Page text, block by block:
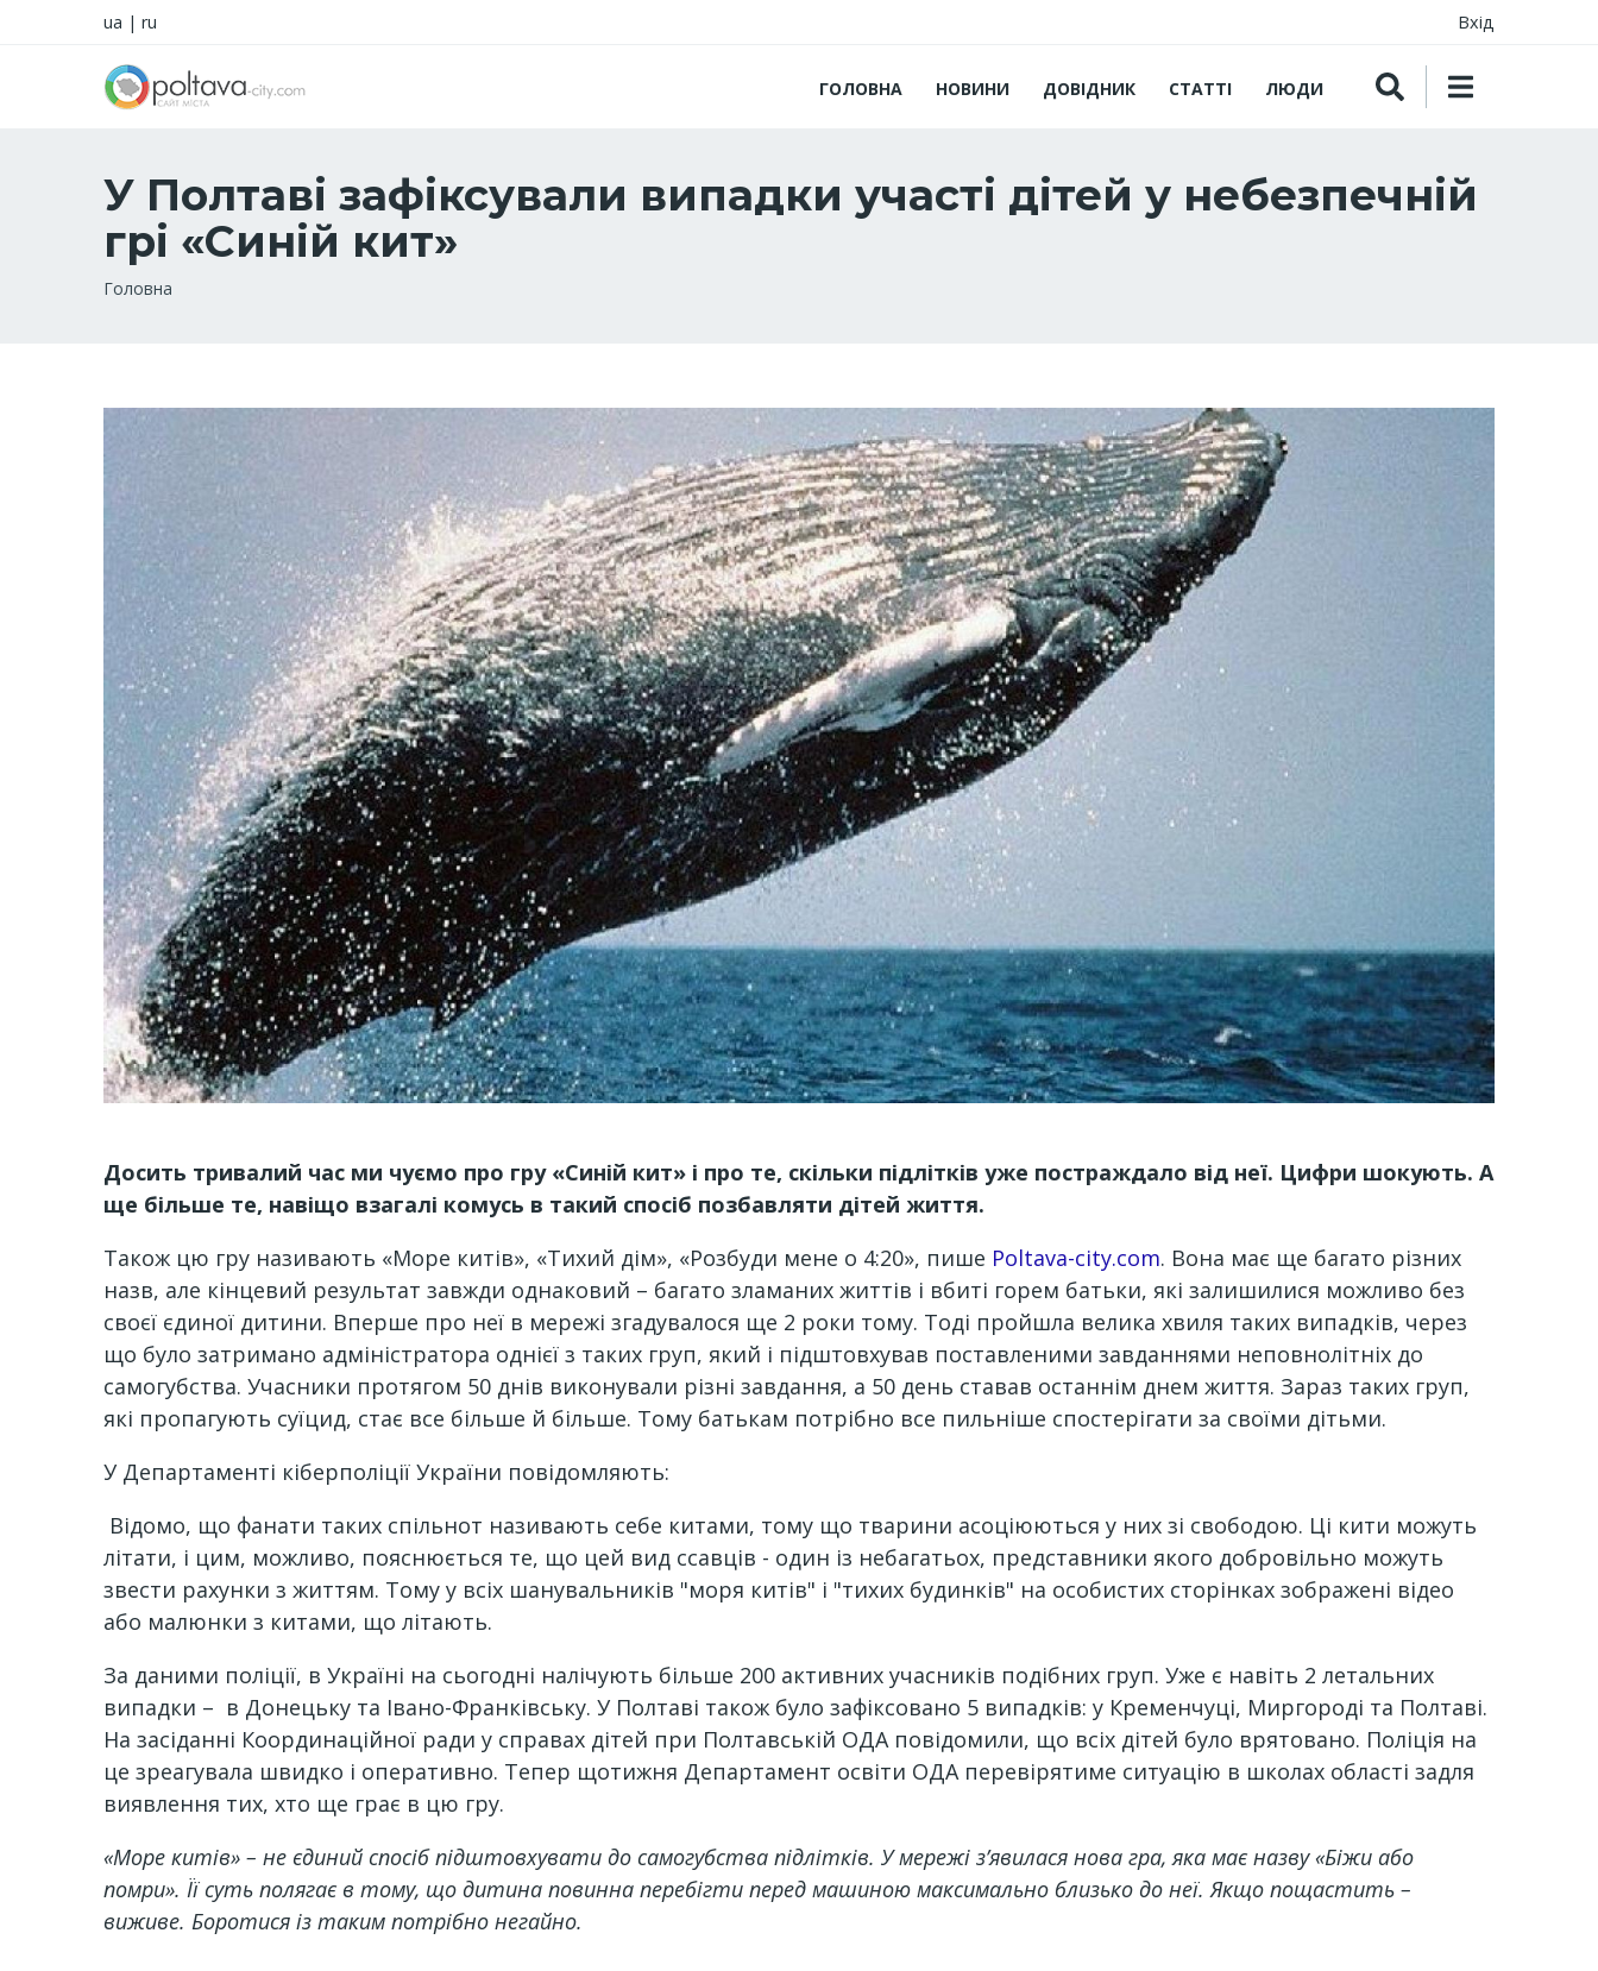
ua | ru Вхід
ГОЛОВНА НОВИНИ ДОВІДНИК СТАТТІ ЛЮДИ
У Полтаві зафіксували випадки участі дітей у небезпечній
грі «Синій кит»
Рядок
Головна
Досить тривалий час ми чуємо про гру «Синій кит» і про те, скільки підлітків уже постраждало від неї. Цифри шокують. А
ще більше те, навіщо взагалі комусь в такий спосіб позбавляти дітей життя.
Також цю гру називають «Море китів», «Тихий дім», «Розбуди мене о 4:20», пише Poltava-city.com. Вона має ще багато різних
назв, але кінцевий результат завжди однаковий – багато зламаних життів і вбиті горем батьки, які залишилися можливо без
своєї єдиної дитини. Вперше про неї в мережі згадувалося ще 2 роки тому. Тоді пройшла велика хвиля таких випадків, через
що було затримано адміністратора однієї з таких груп, який і підштовхував поставленими завданнями неповнолітніх до
самогубства. Учасники протягом 50 днів виконували різні завдання, а 50 день ставав останнім днем життя. Зараз таких груп,
які пропагують суїцид, стає все більше й більше. Тому батькам потрібно все пильніше спостерігати за своїми дітьми.
У Департаменті кіберполіції України повідомляють:
Відомо, що фанати таких спільнот називають себе китами, тому що тварини асоціюються у них зі свободою. Ці кити можуть
літати, і цим, можливо, пояснюється те, що цей вид ссавців - один із небагатьох, представники якого добровільно можуть
звести рахунки з життям. Тому у всіх шанувальників "моря китів" і "тихих будинків" на особистих сторінках зображені відео
або малюнки з китами, що літають.
За даними поліції, в Україні на сьогодні налічують більше 200 активних учасників подібних груп. Уже є навіть 2 летальних
випадки – в Донецьку та Івано-Франківську. У Полтаві також було зафіксовано 5 випадків: у Кременчуці, Миргороді та Полтаві.
На засіданні Координаційної ради у справах дітей при Полтавській ОДА повідомили, що всіх дітей було врятовано. Поліція на
це зреагувала швидко і оперативно. Тепер щотижня Департамент освіти ОДА перевірятиме ситуацію в школах області задля
виявлення тих, хто ще грає в цю гру.
«Море китів» – не єдиний спосіб підштовхувати до самогубства підлітків. У мережі з’явилася нова гра, яка має назву «Біжи або
помри». Її суть полягає в тому, що дитина повинна перебігти перед машиною максимально близько до неї. Якщо пощастить –
виживе. Боротися із таким потрібно негайно.